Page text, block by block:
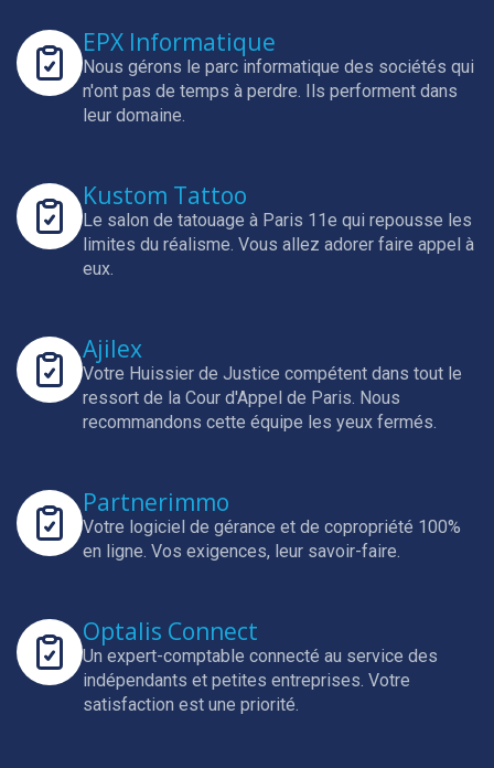
EPX Informatique
Nous gérons le parc informatique des sociétés qui
n'ont pas de temps à perdre. Ils performent dans
leur domaine.
Kustom Tattoo
Le salon de tatouage à Paris 11e qui repousse les
limites du réalisme. Vous allez adorer faire appel à
eux.
Ajilex
Votre Huissier de Justice compétent dans tout le
ressort de la Cour d'Appel de Paris. Nous
recommandons cette équipe les yeux fermés.
Partnerimmo
Votre logiciel de gérance et de copropriété 100%
en ligne. Vos exigences, leur savoir-faire.
Optalis Connect
Un expert-comptable connecté au service des
indépendants et petites entreprises. Votre
satisfaction est une priorité.